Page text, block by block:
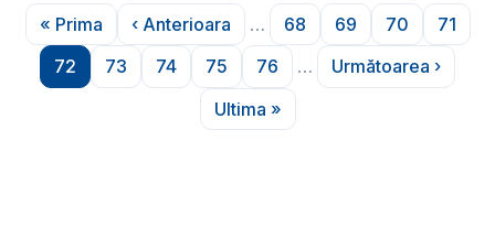
Paginare
Prima pagină
« Prima
Pagina anterioară
‹ Anterioara …
Pagina
68
Pagina
69
Pagina
70 71
Pagina
72
Pagina
73
Pagina
74
Pagina
75
Pagina
76 …
Pagina
Următoarea ›
Ultima pagină
Ultima »